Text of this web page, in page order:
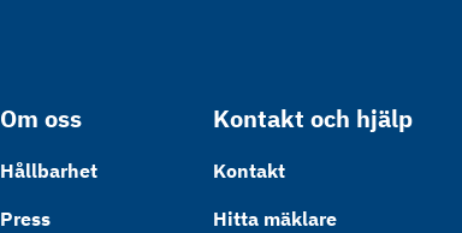
Om oss
Hållbarhet
Press
Kontakt och hjälp
Kontakt
Hitta mäklare